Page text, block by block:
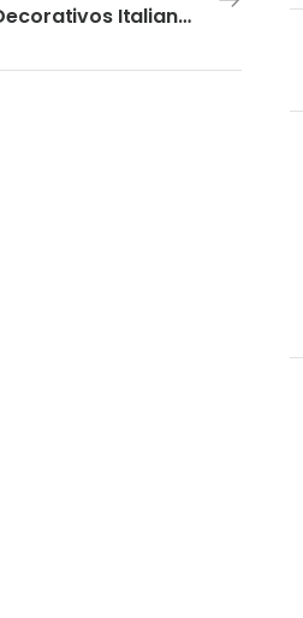
Paneles Decorativos Italianni “Dalia”